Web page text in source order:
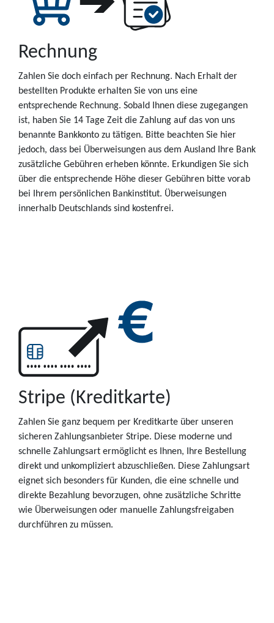
Rechnung
Zahlen Sie doch einfach per Rechnung. Nach Erhalt der
bestellten Produkte erhalten Sie von uns eine
entsprechende Rechnung. Sobald Ihnen diese zugegangen
ist, haben Sie 14 Tage Zeit die Zahlung auf das von uns
benannte Bankkonto zu tätigen. Bitte beachten Sie hier
jedoch, dass bei Überweisungen aus dem Ausland Ihre Bank
zusätzliche Gebühren erheben könnte. Erkundigen Sie sich
über die entsprechende Höhe dieser Gebühren bitte vorab
bei Ihrem persönlichen Bankinstitut. Überweisungen
innerhalb Deutschlands sind kostenfrei.
Stripe (Kreditkarte)
Zahlen Sie ganz bequem per Kreditkarte über unseren
sicheren Zahlungsanbieter Stripe. Diese moderne und
schnelle Zahlungsart ermöglicht es Ihnen, Ihre Bestellung
direkt und unkompliziert abzuschließen. Diese Zahlungsart
eignet sich besonders für Kunden, die eine schnelle und
direkte Bezahlung bevorzugen, ohne zusätzliche Schritte
wie Überweisungen oder manuelle Zahlungsfreigaben
durchführen zu müssen.